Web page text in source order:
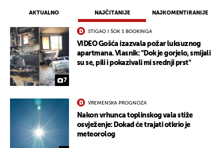
AKTUALNO NAJČITANIJE NAJKOMENTIRANIJE
7
STIGAO I ŠOK S BOOKINGA
VIDEO Gošća izazvala požar luksuznog
apartmana. Vlasnik: "Dok je gorjelo, smijali
su se, pili i pokazivali mi srednji prst"
VREMENSKA PROGNOZA
Nakon vrhunca toplinskog vala stiže
osvježenje: Dokad će trajati otkrio je
meteorolog